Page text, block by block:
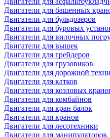
Двигатели для башенных
Двигатели для бульдозеров
Двигатели для буровых
Двигатели для вилочных
Двигатели для вышек
Двигатели для грейдеров
Двигатели для грузовиков
Двигатели для дорожной
Двигатели для катков
Двигатели для козловых
Двигатели для комбайнов
Двигатели для кран балок
Двигатели для кранов
Двигатели для лесотехники
Двигатели для манипуляторов